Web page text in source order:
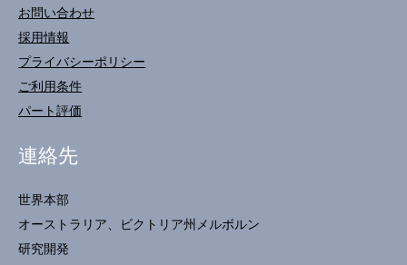
お問い合わせ
採用情報
プライバシーポリシー
ご利用条件
パート評価
連絡先
世界本部
オーストラリア、ビクトリア州メルボルン
研究開発